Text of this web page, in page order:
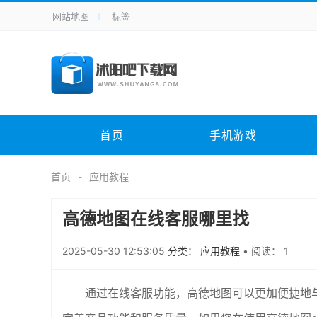
手机应用
手机游戏 H5游戏
电脑软件 其它类别 图形软件
未分类
网站地图 标签
首页 手机游戏
首页 应用教程
高德地图在线客服哪里找
2025-05-30 12:53:05 分类： 应用教程 • 阅读： 1
通过在线客服功能，高德地图可以更加便捷